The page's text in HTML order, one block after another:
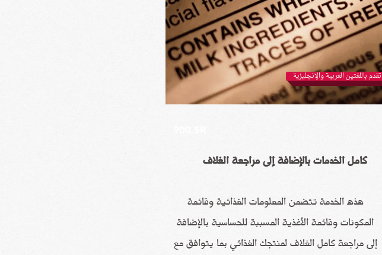
تقدم باللغتين العربية والإنجليزية
كامل الخدمات بالإضافة إلى مراجعة الغلاف
هذه الخدمة تتضمن المعلومات الغذائية وقائمة
المكونات وقائمة الأغذية المسببة للحساسية بالإضافة
إلى مراجعة كامل الغلاف لمنتجك الغذائي بما يتوافق مع